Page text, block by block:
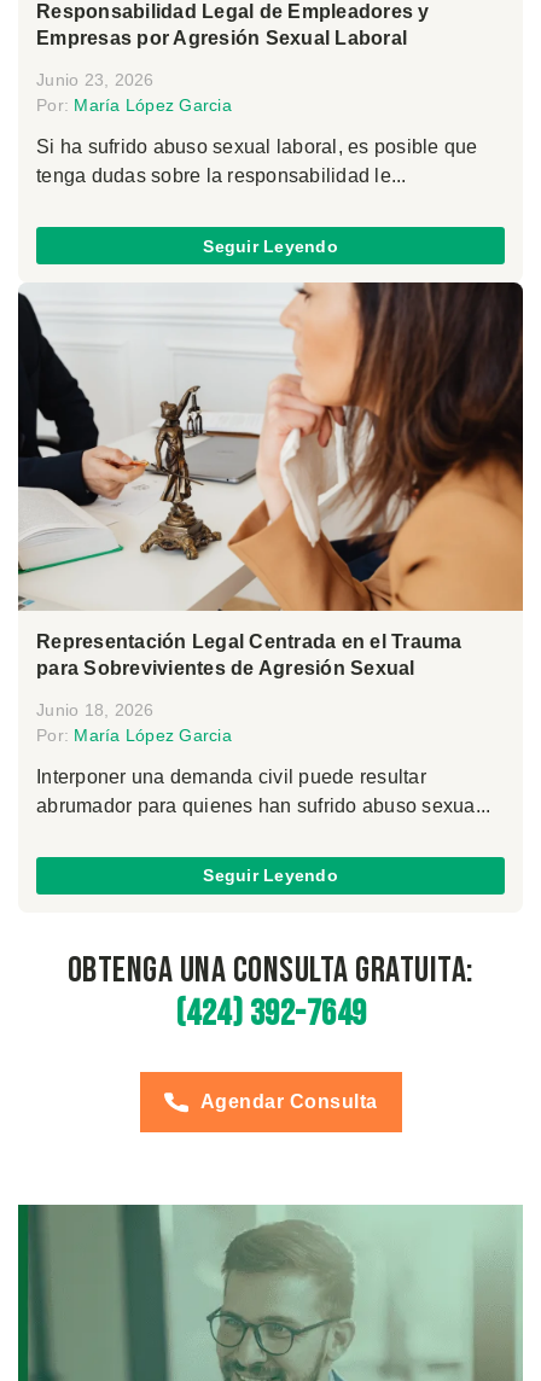
Responsabilidad Legal de Empleadores y
Empresas por Agresión Sexual Laboral
Junio 23, 2026
Por: María López Garcia
Si ha sufrido abuso sexual laboral, es posible que
tenga dudas sobre la responsabilidad le...
Seguir Leyendo
Representación Legal Centrada en el Trauma
para Sobrevivientes de Agresión Sexual
Junio 18, 2026
Por: María López Garcia
Interponer una demanda civil puede resultar
abrumador para quienes han sufrido abuso sexua...
Seguir Leyendo
Obtenga una Consulta Gratuita:
(424) 392-7649
Agendar Consulta